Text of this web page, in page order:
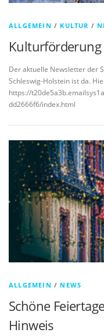
ALLGEMEIN / KULTUR /
Kulturförderung
Der aktuelle Newsletter der
Schleswig-Holstein ist da.
https://
dd2666f6/index.html
ALLGEMEIN / NEWS
Schöne
Hinweis